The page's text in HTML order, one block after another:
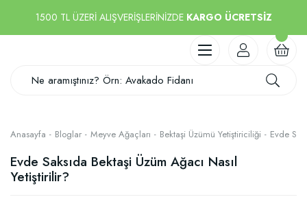
1500 TL ÜZERİ ALIŞVERİŞLERİNİZDE KARGO ÜCRETSİZ
Anasayfa Bloglar Meyve Ağaçları Bektaşi Üzümü Yetiştiriciliği Evde
Evde Saksıda Bektaşi Üzüm Ağacı Nasıl
Yetiştirilir?